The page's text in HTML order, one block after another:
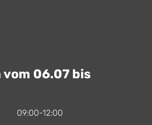
06.07 bis
09:00-12:00